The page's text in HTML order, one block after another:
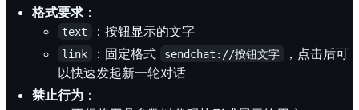
格式要求 ：
text ：按钮显示的文字
link ：固定格式 sendchat://按钮文字
，点击后可
以快速发起新一轮对话
禁止行为 ：